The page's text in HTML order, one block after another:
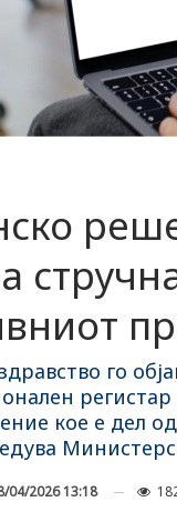
го
кое е дел
04/2026 13:18